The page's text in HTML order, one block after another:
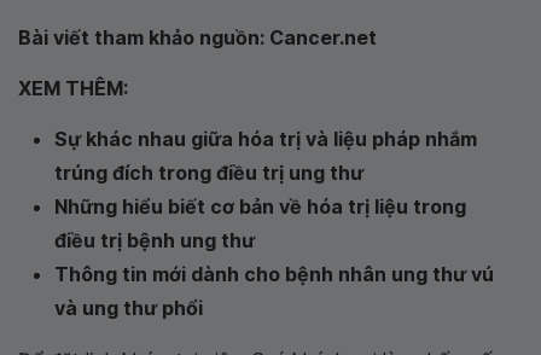
Bài viết tham khảo nguồn: Cancer.net
XEM THÊM:
Sự khác nhau giữa hóa trị và liệu pháp nhắm
trúng đích trong điều trị ung thư
Những hiểu biết cơ bản về hóa trị liệu trong
điều trị bệnh ung thư
Thông tin mới dành cho bệnh nhân ung thư vú
và ung thư phổi